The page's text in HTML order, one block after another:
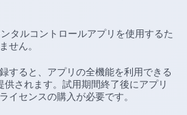
タルコントロールアプリを使用するた
せん。
すると、アプリの全機能を利用できる
されます。試用期間終了後にアプリ
イセンスの購入が必要です。